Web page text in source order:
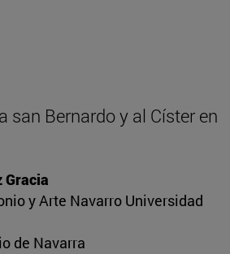
san Bernardo y al Císter en
Gracia
y Arte Navarro Universidad
de Navarra